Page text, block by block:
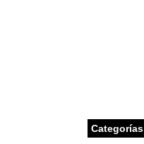
Categorías